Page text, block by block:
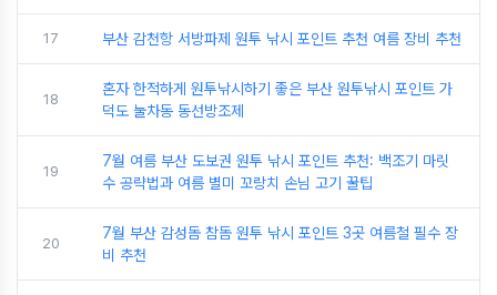
17 부산 감천항 서방파제 원투 낚시 포인트 추천 여름 장비 추천
18
혼자 한적하게 원투낚시하기 좋은 부산 원투낚시 포인트 가
덕도 눌차동 동선방조제
19
7월 여름 부산 도보권 원투 낚시 포인트 추천: 백조기 마릿
수 공략법과 여름 별미 꼬랑치 손님 고기 꿀팁
20
7월 부산 감성돔 참돔 원투 낚시 포인트 3곳 여름철 필수 장
비 추천